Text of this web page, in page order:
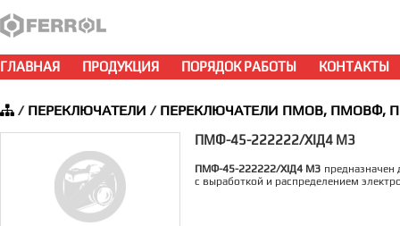
ГЛАВНАЯ ПРОДУКЦИЯ ПОРЯДОК РАБОТЫ КОНТАКТЫ
/ ПЕРЕКЛЮЧАТЕЛИ / ПЕРЕКЛЮЧАТЕЛИ ПМОВ, ПМОВФ,
ПМФ-45-222222/XIД4 М3
ПМФ-45-222222/XIД4 М3 предназначен
с выработкой и распределением